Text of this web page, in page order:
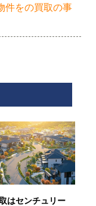
件をの買取の事
はセンチュリー